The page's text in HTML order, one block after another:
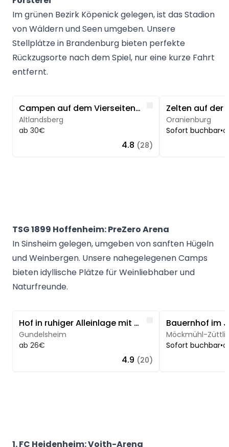
Im grünen Bezirk Köpenick gelegen, ist das Stadion
von Wäldern und Seen umgeben. Unsere
Stellplätze in Brandenburg bieten perfekte
Rückzugsorte nach dem Spiel, nur eine kurze Fahrt
entfernt.
Campen auf dem Vierseitenhof
Altlandsberg
ab 30€
Like
4.8 (28)
Zelten auf der
Oranienburg
Sofort buchbar•
TSG 1899 Hoffenheim: PreZero Arena
In Sinsheim gelegen, umgeben von sanften Hügeln
und Weinbergen. Unsere nahegelegenen Camps
bieten idyllische Plätze für Weinliebhaber und
Naturfreunde.
Hof in ruhiger Alleinlage mit Aussicht
Gundelsheim
ab 26€
Like
4.9 (20)
Möckmühl-
Sofort buchbar•
1. FC Heidenheim: Voith-Arena